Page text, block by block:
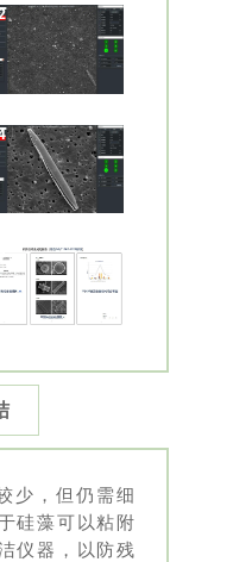
5
少，但仍需细
硅藻可以粘附
仪器，以防残